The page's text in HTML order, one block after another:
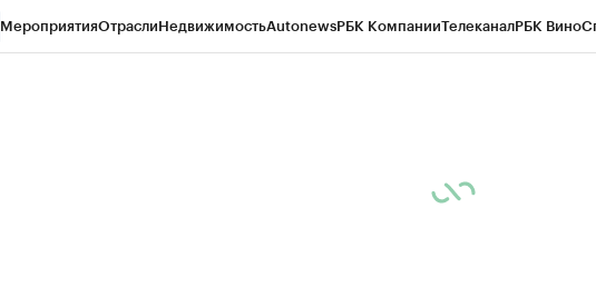
МероприятияОтраслиНедвижимостьAutonewsРБК КомпанииТелеканалРБК Вино